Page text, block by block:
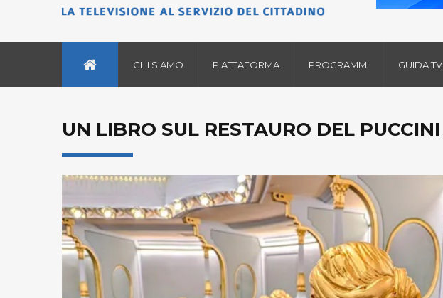
CHI SIAMO PIATTAFORMA PROGRAMMI GUIDA TV
UN LIBRO SUL RESTAURO DEL PUCCINI